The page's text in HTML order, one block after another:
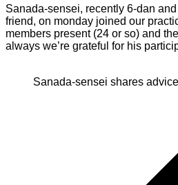
Sanada-sensei, recently 6-dan
friend, on monday joined our
members present (24 or so) and
always we’re grateful for his
Sanada-sensei shares